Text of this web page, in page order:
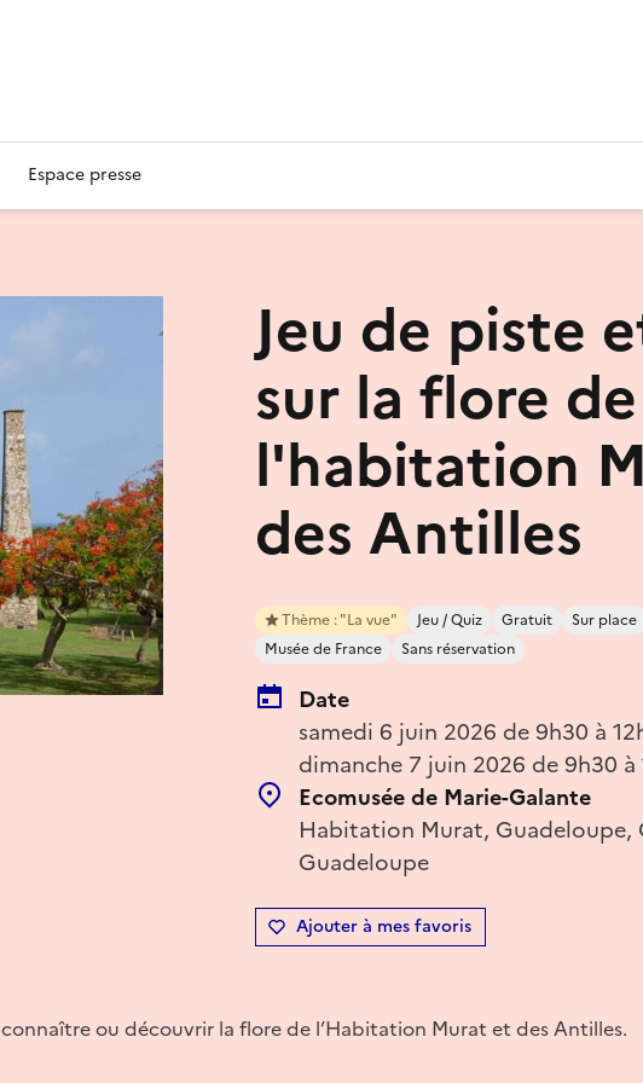
Espace presse
Jeu de piste
sur la flore de
l'habitation
des Antilles
Thème : "La vue" Jeu / Quiz Gratuit Sur place
Musée de France
Sans réservation
Date
samedi 6 juin 2026 de 9h30 à
dimanche 7 juin 2026 de 9h30 à
Ecomusée de Marie-Galante
Habitation Murat, Guadeloupe,
Guadeloupe
Ajouter à mes favoris
ou découvrir la flore de l’Habitation Murat et des Antilles.